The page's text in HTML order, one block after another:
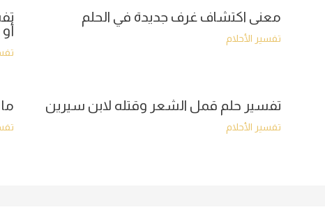
معنى اكتشاف غرف جديدة في الحلم
تفسير الأحلام
تفسير حلم قمل الشعر وقتله لابن سيرين
تفسير الأحلام